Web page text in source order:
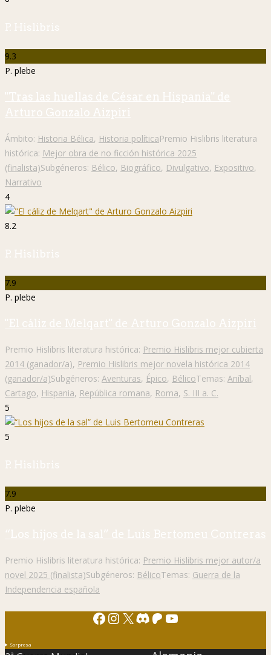
P. Hislibris
9.3
P. plebe
"Tras las huellas de César en Hispania" de
Arturo Gonzalo Aizpiri
Ámbito: Historia Bélica, Historia políticaPremio Hislibris literatura
histórica: Mejor obra de no ficción histórica 2025
(finalista)Subgéneros: Bélico, Biográfico, Divulgativo, Expositivo,
Narrativo
4
8.2
P. Hislibris
7.9
P. plebe
"El cáliz de Melqart" de Arturo Gonzalo Aizpiri
Premio Hislibris literatura histórica: Premio Hislibris mejor cubierta
2014 (ganador/a), Premio Hislibris mejor novela histórica 2014
(ganador/a)Subgéneros: Aventuras, Épico, BélicoTemas: Aníbal,
Cartago, Hispania, República romana, Roma, S. III a. C.
5
5
P. Hislibris
7.9
P. plebe
“Los hijos de la sal” de Luis Bertomeu Contreras
Premio Hislibris literatura histórica: Premio Hislibris mejor autor/a
novel 2025 (finalista)Subgéneros: BélicoTemas: Guerra de la
Independencia española
Facebook
Instagram
X Discord
Patreon
YouTube
Sorpresa